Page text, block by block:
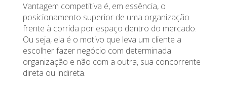
Vantagem competitiva é, em essência, o
posicionamento superior de uma organização
frente à corrida por espaço dentro do mercado.
Ou seja, ela é o motivo que leva um cliente a
escolher fazer negócio com determinada
organização e não com a outra, sua concorrente
direta ou indireta.